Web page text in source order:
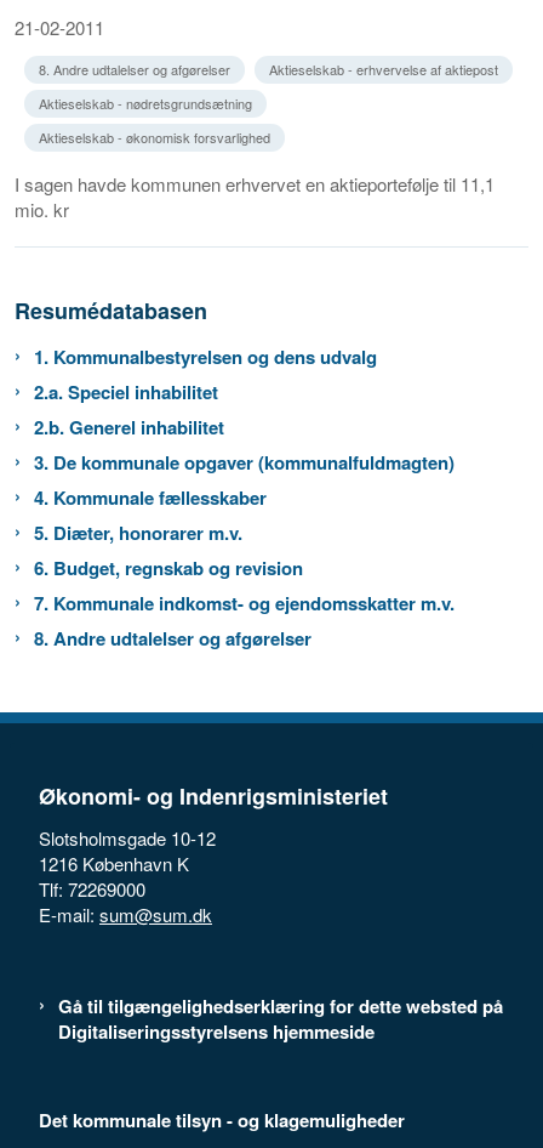
21-02-2011
8. Andre udtalelser og afgørelser
Aktieselskab - erhvervelse af aktiepost
Aktieselskab - nødretsgrundsætning
Aktieselskab - økonomisk forsvarlighed
I sagen havde kommunen erhvervet en aktieportefølje til 11,1
mio. kr
Resumédatabasen
1. Kommunalbestyrelsen og dens udvalg
2.a. Speciel inhabilitet
2.b. Generel inhabilitet
3. De kommunale opgaver (kommunalfuldmagten)
4. Kommunale fællesskaber
5. Diæter, honorarer m.v.
6. Budget, regnskab og revision
7. Kommunale indkomst- og ejendomsskatter m.v.
8. Andre udtalelser og afgørelser
Økonomi- og Indenrigsministeriet
Slotsholmsgade 10-12
1216 København K
Tlf: 72269000
E-mail: sum@sum.dk
Gå til tilgængelighedserklæring for dette websted på
Digitaliseringsstyrelsens hjemmeside
Det kommunale tilsyn - og klagemuligheder